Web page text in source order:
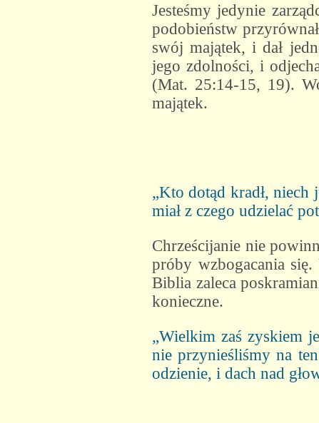
Jesteśmy jedynie
podobieństw
swój majątek, i dał
jego zdolności, i
(Mat. 25:14-15, 19).
majątek.
„Kto dotąd kradł, niech
miał z czego udzielać
Chrześcijanie nie
próby wzbogacania
Biblia zaleca
konieczne.
„Wielkim zaś zyskiem
nie przynieśliśmy na
odzienie, i dach nad